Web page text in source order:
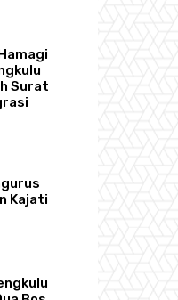
Surat
Kajati